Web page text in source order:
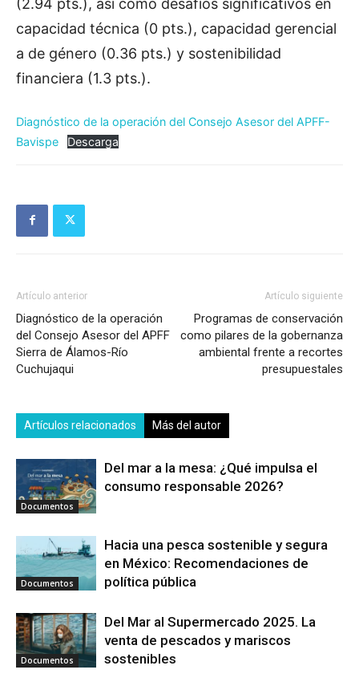
capacidad técnica (0 pts.), capacidad gerencial
a de género (0.36 pts.) y sostenibilidad
financiera (1.3 pts.).
Diagnóstico de la operación del Consejo Asesor del APFF-
Bavispe
Descarga
Artículo anterior
Diagnóstico de la operación
del Consejo Asesor del APFF
Sierra de Álamos-Río
Cuchujaqui
Artículo siguiente
Programas de conservación
como pilares de la gobernanza
ambiental frente a recortes
presupuestales
Artículos relacionados Más del autor
Documentos
Del mar a la mesa: ¿Qué impulsa el
consumo responsable 2026?
Documentos
Hacia una pesca sostenible y segura
en México: Recomendaciones de
política pública
Documentos
Del Mar al Supermercado 2025. La
venta de pescados y mariscos
sostenibles